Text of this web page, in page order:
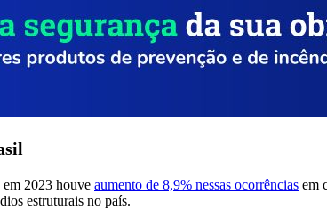
2023 houve aumento de 8,9% nessas ocorrências em
estruturais no país.